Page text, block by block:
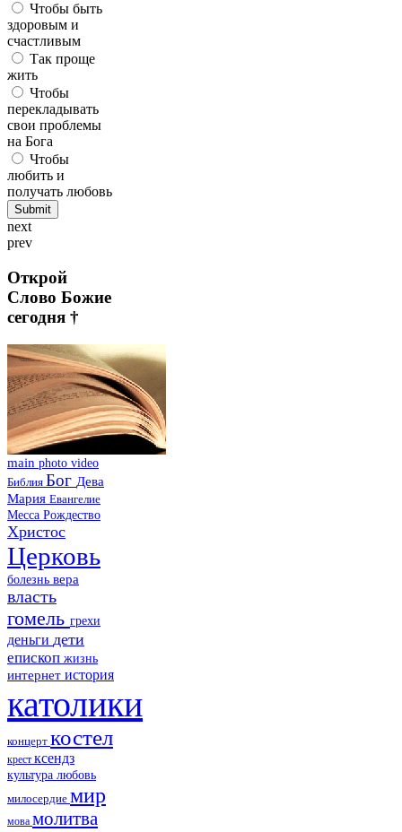
Чтобы быть
здоровым и
счастливым
Так проще
жить
Чтобы
перекладывать
свои проблемы
на Бога
Чтобы
любить и
получать любовь
next
prev
Открой
Слово Божие
сегодня †
main photo video
Библия Бог Дева
Мария Евангелие
Месса Рождество
Христос
Церковь
болезнь вера
власть
гомель грехи
деньги дети
епископ жизнь
интернет история
католики
концерт костел
крест ксендз
культура любовь
милосердие мир
мова молитва